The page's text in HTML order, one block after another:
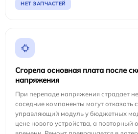
НЕТ ЗАПЧАСТЕЙ
Сгорела основная плата после
напряжения
При перепаде напряжения страдает
соседние компоненты могут отказать
управляющий модуль у бюджетных
цене нового устройства, а повторный